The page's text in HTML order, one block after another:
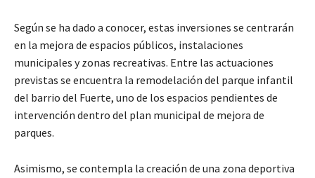
Según se ha dado a conocer, estas inversiones se centrarán
en la mejora de espacios públicos, instalaciones
municipales y zonas recreativas. Entre las actuaciones
previstas se encuentra la remodelación del parque infantil
del barrio del Fuerte, uno de los espacios pendientes de
intervención dentro del plan municipal de mejora de
parques.
Asimismo, se contempla la creación de una zona deportiva